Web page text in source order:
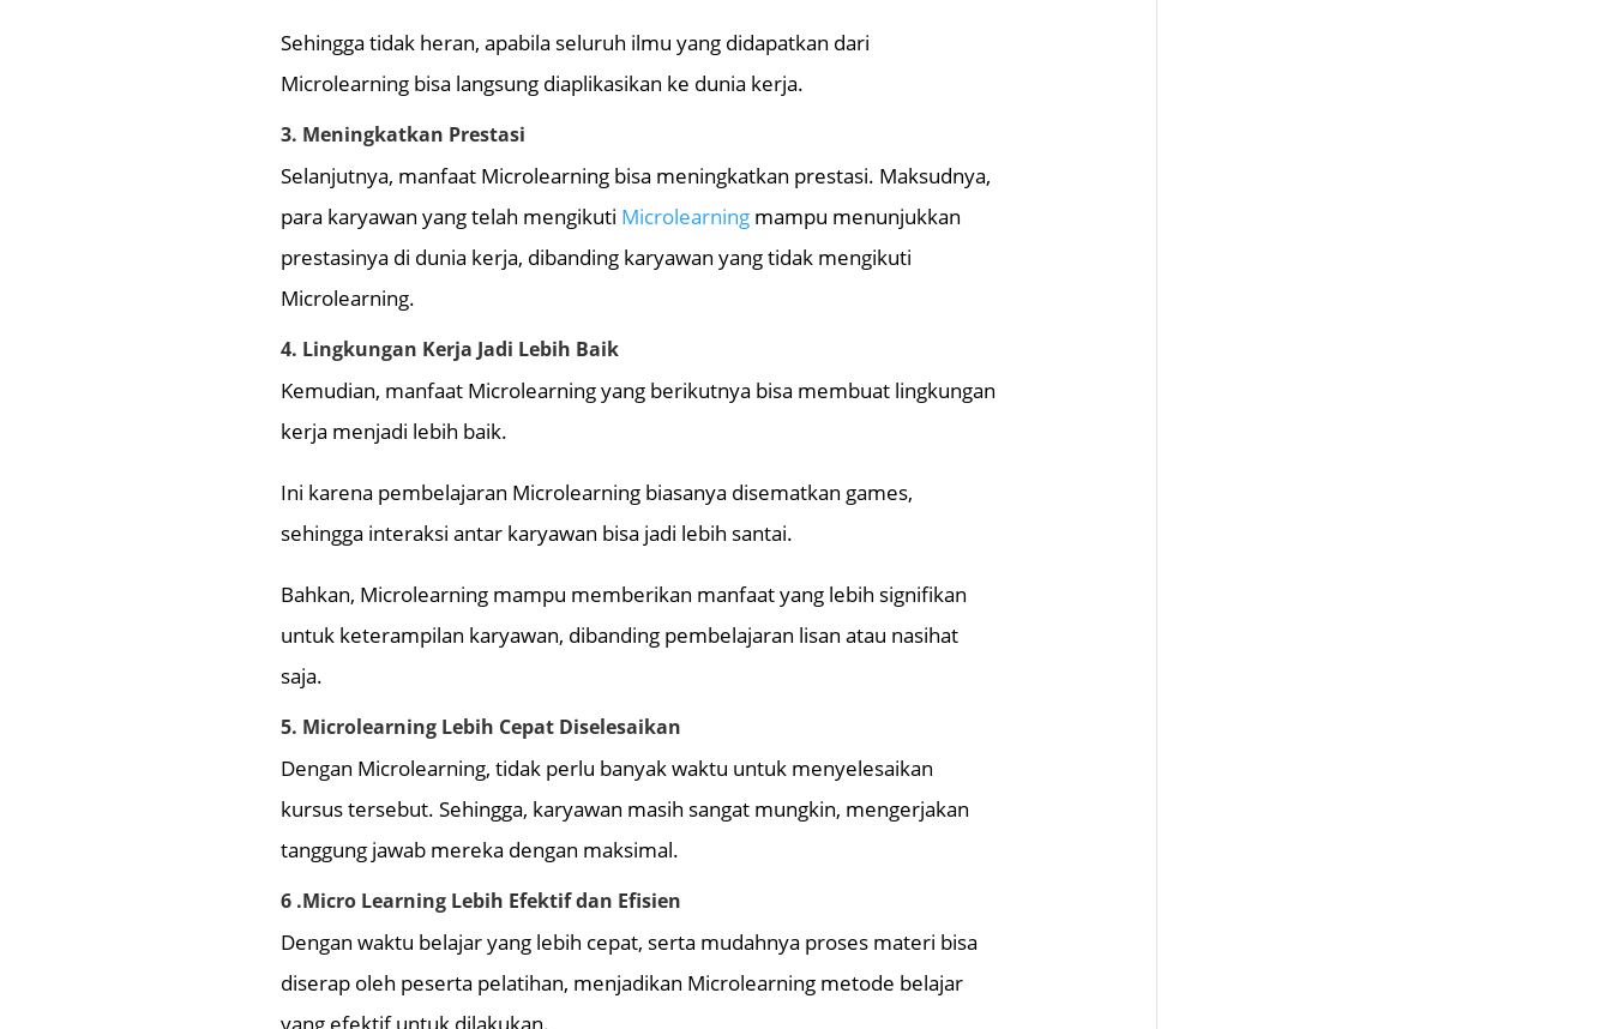
Sehingga tidak heran, apabila seluruh ilmu yang didapatkan dari
Microlearning bisa langsung diaplikasikan ke dunia kerja.
3. Meningkatkan Prestasi
Selanjutnya, manfaat Microlearning bisa meningkatkan prestasi. Maksudnya,
para karyawan yang telah mengikuti Microlearning mampu menunjukkan
prestasinya di dunia kerja, dibanding karyawan yang tidak mengikuti
Microlearning.
4. Lingkungan Kerja Jadi Lebih Baik
Kemudian, manfaat Microlearning yang berikutnya bisa membuat lingkungan
kerja menjadi lebih baik.
Ini karena pembelajaran Microlearning biasanya disematkan games,
sehingga interaksi antar karyawan bisa jadi lebih santai.
Bahkan, Microlearning mampu memberikan manfaat yang lebih signifikan
untuk keterampilan karyawan, dibanding pembelajaran lisan atau nasihat
saja.
5. Microlearning Lebih Cepat Diselesaikan
Dengan Microlearning, tidak perlu banyak waktu untuk menyelesaikan
kursus tersebut. Sehingga, karyawan masih sangat mungkin, mengerjakan
tanggung jawab mereka dengan maksimal.
6 .Micro Learning Lebih Efektif dan Efisien
Dengan waktu belajar yang lebih cepat, serta mudahnya proses materi bisa
diserap oleh peserta pelatihan, menjadikan Microlearning metode belajar